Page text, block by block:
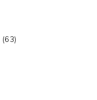
(63)